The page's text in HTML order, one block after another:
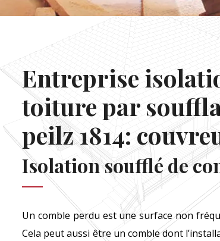
Entreprise
toiture par
peilz 1814:
Isolation soufflé de
Un comble perdu est une surface non
Cela peut aussi être un comble dont